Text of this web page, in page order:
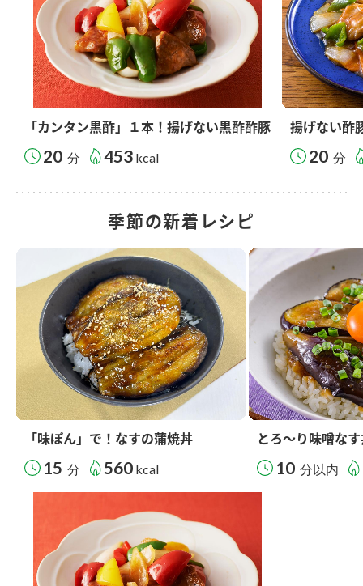
「カンタン黒酢」１本！揚げない黒酢酢豚
20 分 453 kcal
揚げない酢
20 分
季節の新着レシピ
「味ぽん」で！なすの蒲焼丼
15 分 560 kcal
とろ～り味噌な
10 分以内